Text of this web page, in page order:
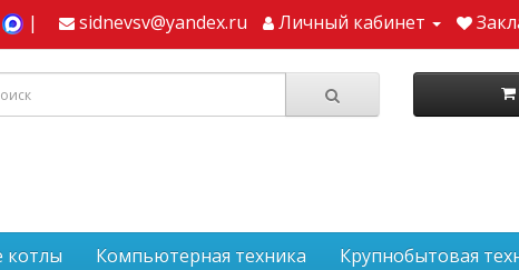
| sidnevsv@yandex.ru Личный кабинет
котлы Компьютерная техника
Крупнобытовая